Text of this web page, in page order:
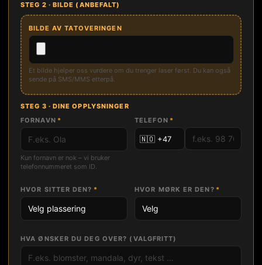
STEG 2 · BILDE (ANBEFALT)
BILDE AV TATOVERINGEN
Et bilde hjelper oss vurdere om du trenger laser først. Du kan også
sende på SMS/MMS etterpå.
STEG 3 · DINE OPPLYSNINGER
FORNAVN *
Kun fornavn er nok – vi bruker
telefonnummeret som ID.
TELEFON *
HVOR SITTER DEN? * HVOR MØRK ER DEN? *
HVA ØNSKER DU DEG OVER? (VALGFRITT)